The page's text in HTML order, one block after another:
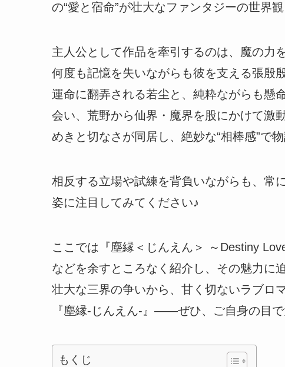
の“愛と宿命”が壮大なファンタジーの世界
主人公として作品を牽引するのは、魔の力
何度も記憶を失いながらも彼を支える張殷
運命に翻弄される若尘と、純粋ながらも懸
会い、荒野から仙界・魔界を股にかけて激
めきと切なさが同居し、絶妙な“相棒感”で
相反する立場や試練を背負いながらも、常
姿に注目してみてください♪
ここでは『塵縁＜じんえん＞ ～Destiny
などを余すところなく紹介し、その魅力に
壮大な三界の争いから、甘く切ないラブロ
『塵縁-じんえん-』――ぜひ、ご自身の目
もくじ